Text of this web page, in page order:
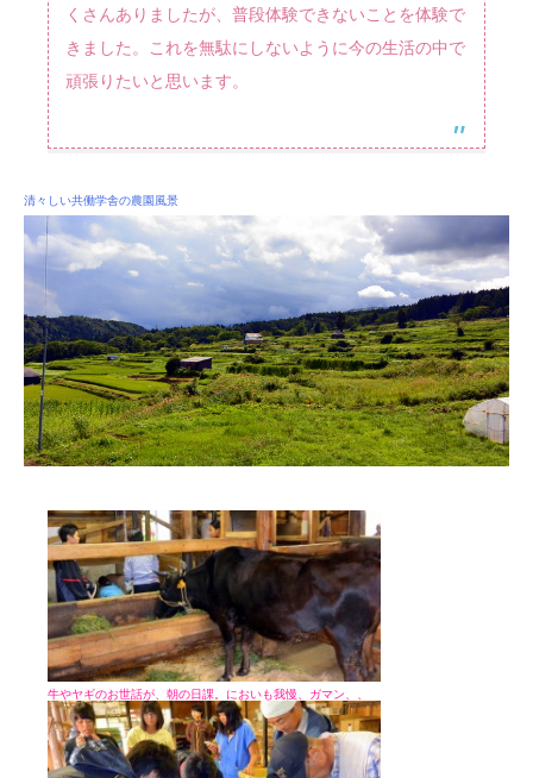
くさんありましたが、普段体験できないことを体験で
きました。これを無駄にしないように今の生活の中で
頑張りたいと思います。
清々しい共働学舎の農園風景
牛やヤギのお世話が、朝の日課。においも我慢、ガマン、、